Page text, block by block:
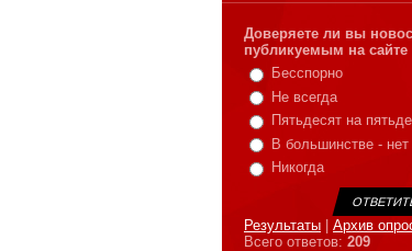
Доверяете ли вы
публикуемым на сайте
Бесспорно
Не всегда
Пятьдесят на
В большинстве - нет
Никогда
Результаты
Архив
Всего ответов: 209